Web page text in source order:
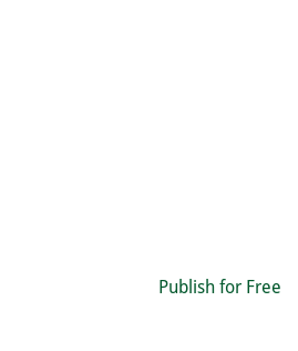
Publish for Free